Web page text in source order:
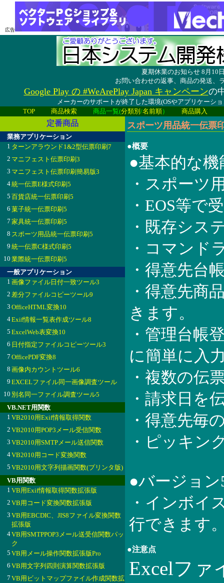
広告
夏期休業のお知らせ 8月10
お問い合わせの返事、商品の発送、
Google Play の #WeArePlay Japan キャンペーンの
メーカーのサポートが終了した環境(OSやアプリケーシ
TOP
商品検索 商品一覧(分類別 /名前順） 商品購入
定番商品
業務アプリケーション
1 ターンアラウンド1&2型伝票印刷7
2 マニフェスト伝票印刷3
3 マニフェスト伝票印刷簡易版3
4統一伝票E様式印刷5
5 百貨店統一伝票印刷5
6 菓子統一伝票印刷5
7 家具統一伝票印刷5
8 スポーツ用品統一伝票印刷5
9 統一伝票C様式印刷5
10 業際統一伝票印刷5
一般アプリケーション
1 画像ファイル日付一致ツール3
2 差分ファイルコピーツール9
3 OfficeHTML変換10
4Exif情報一覧表作成ツール8
5 ExcelWeb表変換10
6 日付指定ファイルコピーツール3
7 OfficePDF変換8
8 画像内カウントツール6
9 EXCELファイル同一画像調査ツール
10 別名同一ファイル調査ツール5
VB.NET用関数
1 VB2010用Exif情報取得関数
2 VB2010用POP3メール受信関数
3 VB2010用SMTPメール送信関数
4VB2010用コード変換関数
5 VB2010用文字列描画関数(プリンタ版)
VB用関数
1 VB用Exif情報取得関数拡張版
2 VB用コード変換関数拡張版
3 VB用EBCDIC、JIS8ファイル変換関数
拡張版
4VB用SMTPPOP3メール送受信関数パッ
ク
5 VB用メール操作関数拡張版Pro
6 VB用文字列四則演算関数拡張版
7 VB用ビットマップファイル作成関数拡
スポーツ用品統一伝票
●概要
●基本的な機
・スポーツ
・EOS等で
・既存シス
・コマンド
・得意先台
・得意先商
きます。
・管理台帳
に簡単に入
・複数の伝
・請求日を
・得意先毎
・ピッキン
●バージョ
・インボイ
行できます
●注意点
Excelファ